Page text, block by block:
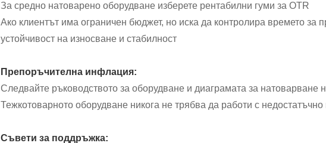
За средно натоварено оборудване изберете рентабилни гуми за OTR
Ако клиентът има ограничен бюджет, но иска да контролира времето за
устойчивост на износване и стабилност
Препоръчителна инфлация:
Следвайте ръководството за оборудване и диаграмата за натоварване
Тежкотоварното оборудване никога не трябва да работи с недостатъчно
Съвети за поддръжка: